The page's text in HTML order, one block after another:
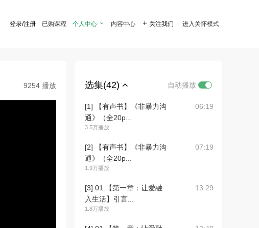
登录/注册 已购课程 个人中心  内容中心  关注我们 进入关怀模式
9254 播放 选集(42) 自动播放
[1] 【有声书】《非暴力沟
通》（全20p...
3.5万播放
06:19
[2] 【有声书】《非暴力沟
通》（全20p...
1.9万播放
07:19
[3] 01.【第一章：让爱融
入生活】引言...
1.8万播放
13:29